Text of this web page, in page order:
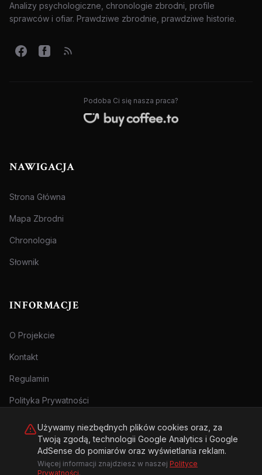
Analizy psychologiczne, chronologie zbrodni, profile
sprawców i ofiar. Prawdziwe zbrodnie, prawdziwe historie.
Podoba Ci się nasza praca?
NAWIGACJA
Strona Główna
Mapa Zbrodni
Chronologia
Słownik
INFORMACJE
O Projekcie
Kontakt
Regulamin
Polityka Prywatności
© 2026 Archiwum Zbrodni - zly.com.pl. Wszelkie prawa zastrzeżone.
Używamy niezbędnych plików cookies oraz, za
Twoją zgodą, technologii Google Analytics i Google
AdSense do pomiarów oraz wyświetlania reklam.
Więcej informacji znajdziesz w naszej Polityce
Prywatności.